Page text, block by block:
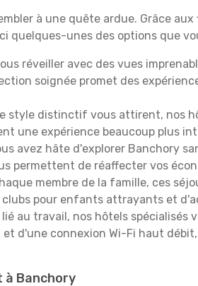
à une quête ardue. Grâce
quelques-unes des options que
réveiller avec des vues
soignée promet des
style distinctif vous attirent, nos
une expérience beaucoup plus
avez hâte d'explorer Banchory
permettent de réaffecter vos
membre de la famille, ces
clubs pour enfants attrayants et
au travail, nos hôtels
et d'une connexion Wi-Fi haut
Banchory